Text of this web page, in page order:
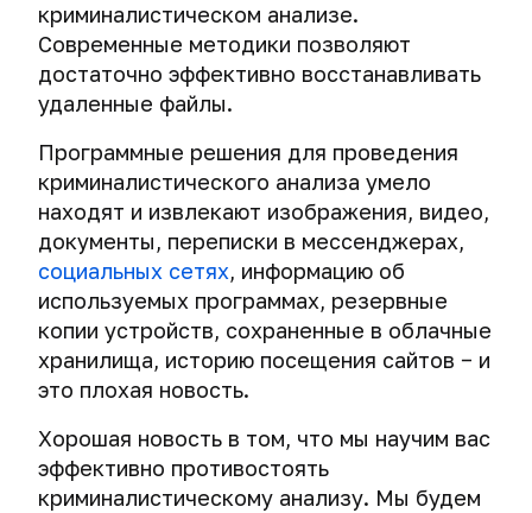
криминалистическом анализе.
Современные методики позволяют
достаточно эффективно восстанавливать
удаленные файлы.
Программные решения для проведения
криминалистического анализа умело
находят и извлекают изображения, видео,
документы, переписки в мессенджерах,
социальных сетях, информацию об
используемых программах, резервные
копии устройств, сохраненные в облачные
хранилища, историю посещения сайтов − и
это плохая новость.
Хорошая новость в том, что мы научим вас
эффективно противостоять
криминалистическому анализу. Мы будем